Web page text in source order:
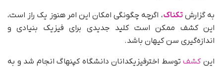
به گزارشتکناک، اگرچه چگونگی امکان این امر هنوز یک راز است،
این کشف ممکن است کلید جدیدی برای فیزیک بنیادی و
اندازه‌گیری سن کیهان باشد.
اینکشفتوسط اخترفیزیکدانان دانشگاه کپنهاگ انجام شد و به